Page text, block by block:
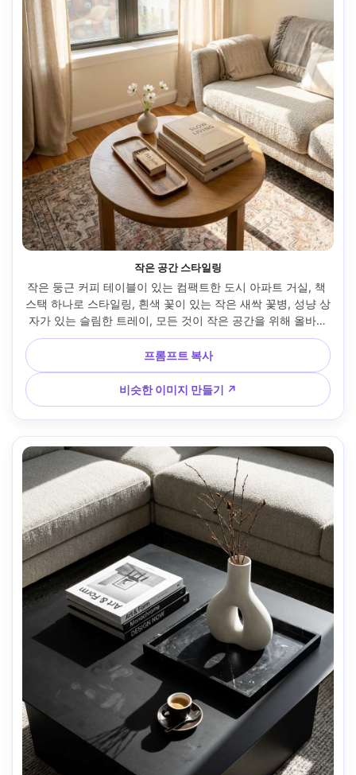
작은 공간 스타일링
작은 둥근 커피 테이블이 있는 컴팩트한 도시 아파트 거실, 책
스택 하나로 스타일링, 흰색 꽃이 있는 작은 새싹 꽃병, 성냥 상
자가 있는 슬림한 트레이, 모든 것이 작은 공간을 위해 올바르
게 조정, 밝은 자연 창문 빛, Sony A6700으로 촬영, 24mm,
f/2.8, 넓지만 자연스러운 원근법, 사실적이고 깨끗하고 아늑
한 분위기 --ar 4:5
프롬프트 복사
비슷한 이미지 만들기 ↗